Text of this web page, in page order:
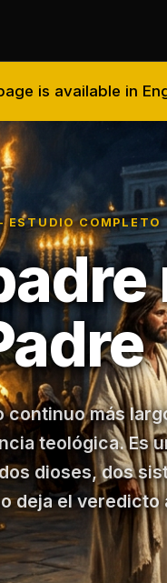
is available in
ESTUDIO COMPLETO
continuo más
teológica. Es
dioses, dos
deja el veredicto